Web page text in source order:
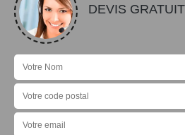
DEVIS GRATUIT